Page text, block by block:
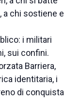
a chi sostiene e
i militari
sui confini.
Barriera,
identitaria, i
di conquista